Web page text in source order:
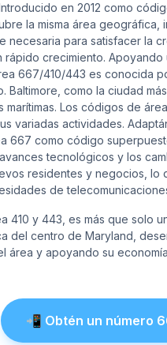
en 2012 como
la misma área geográfica,
necesaria para satisfacer la
crecimiento. Apoyando
667/410/443 es conocida
como la ciudad
Los códigos de
variadas actividades.
667 como código
tecnológicos y los
residentes y negocios, lo
de
y 443, es más que solo
del centro de Maryland,
área y apoyando su
📲 Obtén un número